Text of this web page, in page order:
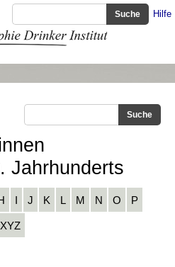
Hilfe
Jahrhunderts
I J K L M N O P
XYZ